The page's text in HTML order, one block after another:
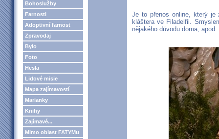
Bohoslužby
Farnosti
Adoptivní farnost
Zpravodaj
Bylo
Foto
Hesla
Lidové misie
Mapa zajímavostí
Marianky
Knihy
Zajímavé...
Mimo oblast FATYMu
Je to přenos online, který je
kláštera ve Filadelfii.
nějakého důvodu doma, apod.